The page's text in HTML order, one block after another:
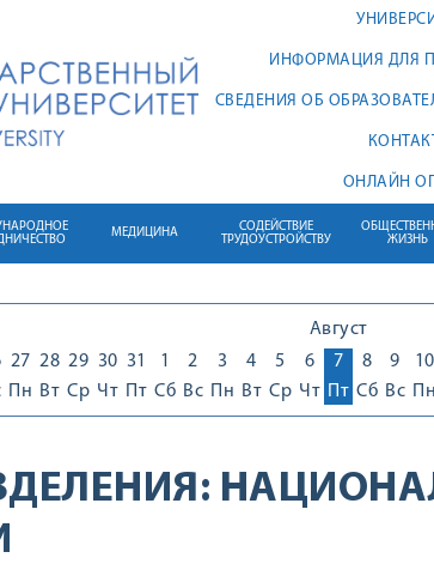
ИНФОРМАЦИЯ ДЛЯ
СВЕДЕНИЯ ОБ
ОНЛАЙН
МЕДИЦИНА
СОДЕЙСТВИЕ
ТРУДОУСТРОЙСТВУ
ЖИЗНЬ
Август
27
Пн
28
Вт
29
Ср
30
Чт
31
Пт
1
Сб
2
Вс
3
Пн
4
Вт
5
Ср
6
Чт
7
Пт
8
Сб
9
Вс
10
Пн